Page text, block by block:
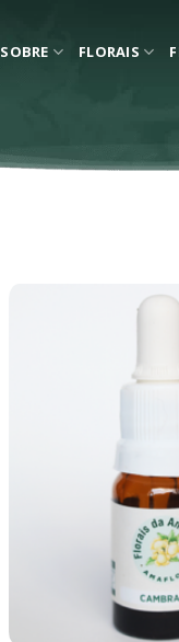
SOBRE FLORAIS